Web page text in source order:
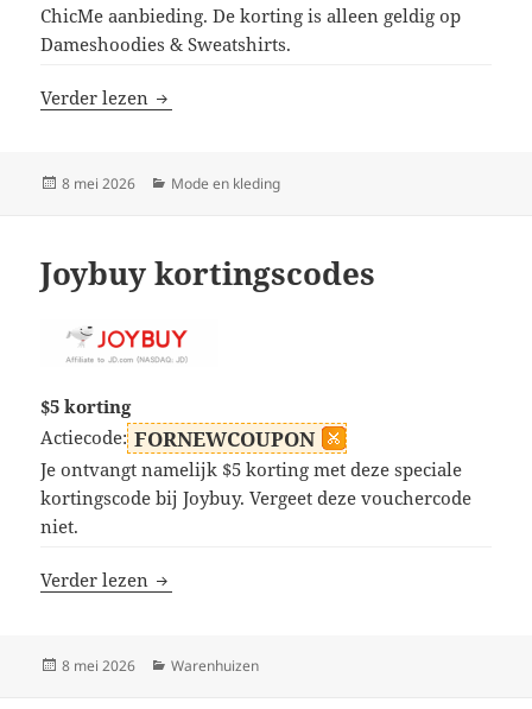
ChicMe aanbieding. De korting is alleen geldig op
Dameshoodies & Sweatshirts.
Verder lezen ChicMe kortingscodes
Geplaatst
8 mei 2026 Categorieën
Mode en kleding
Joybuy kortingscodes
$5 korting
Actiecode: FORNEWCOUPON
Je ontvangt namelijk $5 korting met deze speciale
kortingscode bij Joybuy. Vergeet deze vouchercode
niet.
Verder lezen Joybuy kortingscodes
Geplaatst
8 mei 2026 Categorieën
Warenhuizen